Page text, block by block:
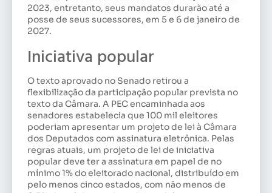
2023, entretanto, seus mandatos durarão até a
posse de seus sucessores, em 5 e 6 de janeiro de
2027.
Iniciativa popular
O texto aprovado no Senado retirou a
flexibilização da participação popular prevista no
texto da Câmara. A PEC encaminhada aos
senadores estabelecia que 100 mil eleitores
poderiam apresentar um projeto de lei à Câmara
dos Deputados com assinatura eletrônica. Pelas
regras atuais, um projeto de lei de iniciativa
popular deve ter a assinatura em papel de no
mínimo 1% do eleitorado nacional, distribuído em
pelo menos cinco estados, com não menos de